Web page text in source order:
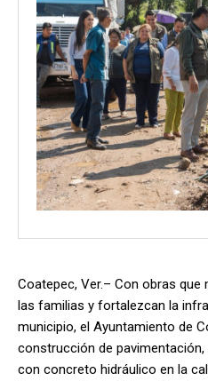
Coatepec, Ver.– Con obras que
las familias y fortalezcan la
municipio, el Ayuntamiento de
construcción de
con concreto hidráulico en la